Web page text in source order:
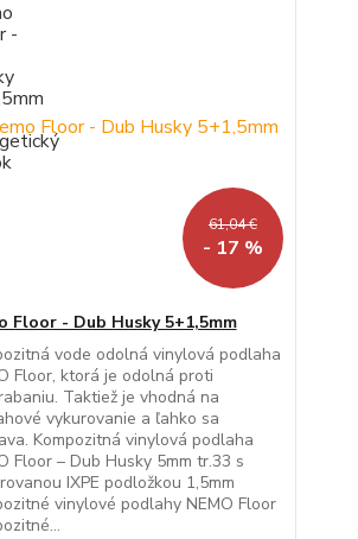
61,04 €
- 17 %
Floor - Dub Husky 5+1,5mm
vode odolná vinylová podlaha
Floor, ktorá je odolná proti
Taktiež je vhodná na
vykurovanie a ľahko sa
Kompozitná vinylová podlaha
Floor – Dub Husky 5mm tr.33 s
IXPE podložkou 1,5mm
vinylové podlahy NEMO Floor